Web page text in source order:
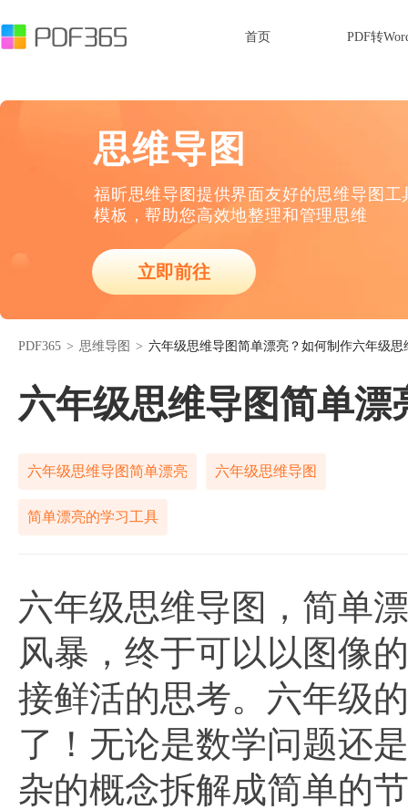
首页 PDF转
思维导图
福昕思维导图提供界面友好的思维导图
模板，帮助您高效地整理和管理思维
立即前往
PDF365 > 思维导图 > 六年级思维导图简单漂亮？如何制作六年级思
六年级思维导图简单
六年级思维导图简单漂亮 六年级思维导图
简单漂亮的学习工具
六年级思维导图，简单
风暴，终于可以以图像
接鲜活的思考。六年级
了！无论是数学问题还
杂的概念拆解成简单的